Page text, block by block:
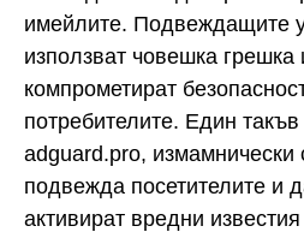
имейлите. Подвеждащите
използват човешка
компрометират
потребителите. Един
adguard.pro, измамнически
подвежда посетителите и
активират вредни